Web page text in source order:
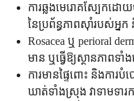
ការឆ្លងមេរោគស្បែកដោយ
នៃប្រព័ន្ធភាពស៊ាំរបស់អ្នក
Rosacea ឬ perioral
មាន ឬធ្វើឱ្យស្ថានភាពទាំ
ការមានផ្ទៃពោះ និងកា
ឃាត់ទាំងស្រុង វាទាមទា